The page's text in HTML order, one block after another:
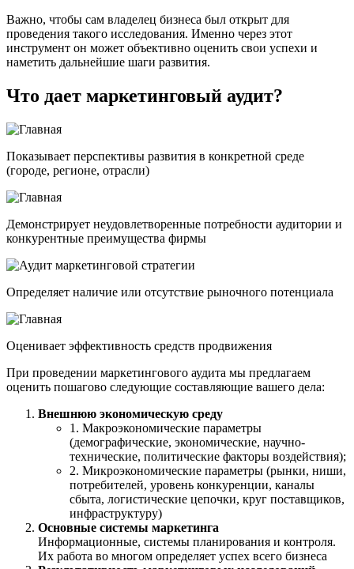
Важно, чтобы сам владелец бизнеса был открыт для
проведения такого исследования. Именно через этот
инструмент он может объективно оценить свои успехи и
наметить дальнейшие шаги развития.
Что дает маркетинговый аудит?
Показывает перспективы развития в конкретной среде
(городе, регионе, отрасли)
Демонстрирует неудовлетворенные потребности аудитории и
конкурентные преимущества фирмы
Определяет наличие или отсутствие рыночного потенциала
Оценивает эффективность средств продвижения
При проведении маркетингового аудита мы предлагаем
оценить пошагово следующие составляющие вашего дела:
Внешнюю экономическую среду
1. Макроэкономические параметры
(демографические, экономические, научно-
технические, политические факторы воздействия);
2. Микроэкономические параметры (рынки, ниши,
потребителей, уровень конкуренции, каналы
сбыта, логистические цепочки, круг поставщиков,
инфраструктуру)
Основные системы маркетинга
Информационные, системы планирования и контроля.
Их работа во многом определяет успех всего бизнеса